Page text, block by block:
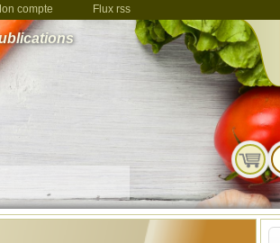
compte Flux rss